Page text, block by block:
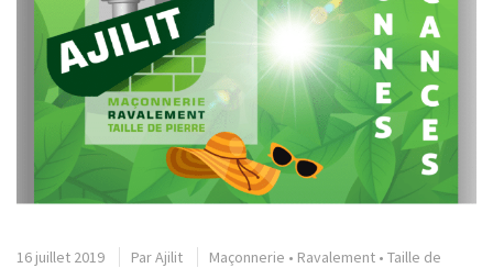
16 juillet 2019 ParAjilit Maçonnerie • Ravalement • Taille de